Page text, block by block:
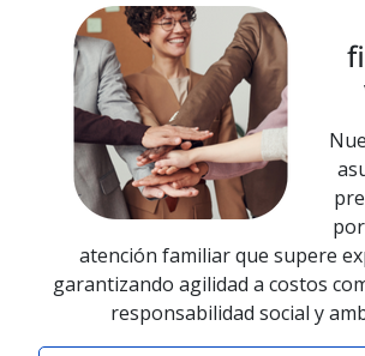
atención familiar que supere
garantizando agilidad a costos
responsabilidad social y